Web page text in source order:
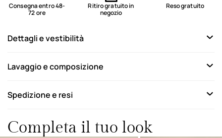
Non disponibile Mostra articoli simili
Non disponibile
Non disponibile
Consegna entro 48-
72 ore
Ritiro gratuito in
negozio
Reso gratuito
Dettagli e vestibilità
Lavaggio e composizione
Spedizione e resi
Completa il tuo look